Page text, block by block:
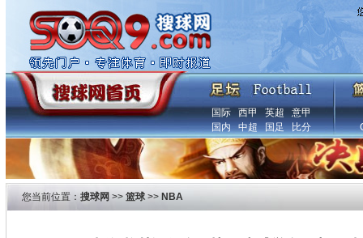
国际 西甲 英超
意甲
国内
中超 国足 比分
您当前位置： 搜球网 >> 篮球>> NBA